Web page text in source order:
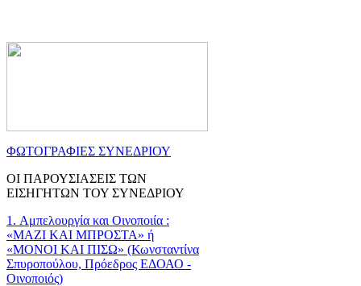
ΦΩΤΟΓΡΑΦΙΕΣ ΣΥΝΕΔΡΙΟΥ
ΟΙ ΠΑΡΟΥΣΙΑΣΕΙΣ ΤΩΝ
ΕΙΣΗΓΗΤΩΝ ΤΟΥ ΣΥΝΕΔΡΙΟΥ
1. Αμπελουργία και Οινοποιία :
«ΜΑΖΙ ΚΑΙ ΜΠΡΟΣΤΑ» ή
«ΜΟΝΟΙ ΚΑΙ ΠΙΣΩ» (Κωνσταντίνα
Σπυροπούλου, Πρόεδρος ΕΔΟΑΟ -
Οινοποιός)